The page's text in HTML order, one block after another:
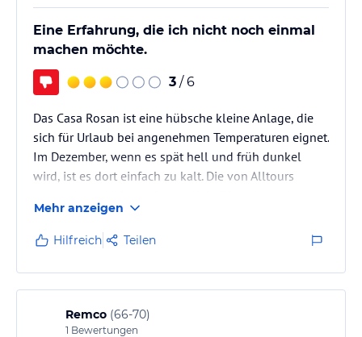
Eine Erfahrung, die ich nicht noch einmal
machen möchte.
3 / 6
Das Casa Rosan ist eine hübsche kleine Anlage, die
sich für Urlaub bei angenehmen Temperaturen eignet.
Im Dezember, wenn es spät hell und früh dunkel
wird, ist es dort einfach zu kalt. Die von Alltours
ausreicht. Die Eigentümerin ist sehr um die Gäste
bemüht und wir hatten dann sogar zwei Heizlüfter.
Das hat den Sicherungen aber nicht gutgetan und es
gab Stromausfälle. Das warme Wasser in der Dusche
war auch sehr unzuverlässig. Der Fernseher ist eher
Mehr anzeigen
Hilfreich Teilen
Remco (66-70)
1 Bewertungen